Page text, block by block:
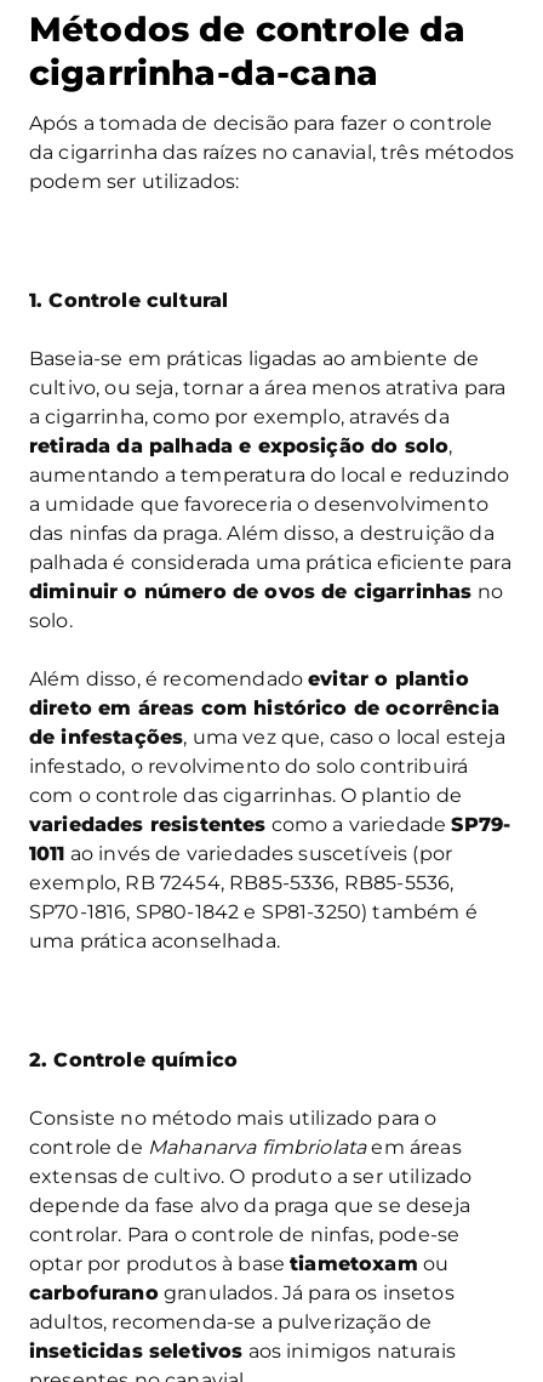
Métodos de controle da
cigarrinha-da-cana
Após a tomada de decisão para fazer o controle
da cigarrinha das raízes no canavial, três métodos
podem ser utilizados:
1. Controle cultural
Baseia-se em práticas ligadas ao ambiente de
cultivo, ou seja, tornar a área menos atrativa para
a cigarrinha, como por exemplo, através da
retirada da palhada e exposição do solo,
aumentando a temperatura do local e reduzindo
a umidade que favoreceria o desenvolvimento
das ninfas da praga. Além disso, a destruição da
palhada é considerada uma prática eficiente para
diminuir o número de ovos de cigarrinhas no
solo.
Além disso, é recomendadoevitar o plantio
direto em áreas com histórico de ocorrência
de infestações, uma vez que, caso o local esteja
infestado, o revolvimento do solo contribuirá
com o controle das cigarrinhas. O plantio de
variedades resistentes como a variedadeSP79-
1011 ao invés de variedades suscetíveis (por
exemplo, RB 72454, RB85-5336, RB85-5536,
SP70-1816, SP80-1842 e SP81-3250) também é
uma prática aconselhada.
2. Controle químico
Consiste no método mais utilizado para o
controle de Mahanarva fimbriolataem áreas
extensas de cultivo. O produto a ser utilizado
depende da fase alvo da praga que se deseja
controlar. Para o controle de ninfas, pode-se
optar por produtos à basetiametoxam ou
carbofuranogranulados. Já para os insetos
adultos, recomenda-se a pulverização de
inseticidas seletivos aos inimigos naturais